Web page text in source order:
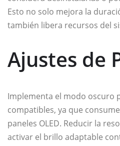
Esto no solo mejora la
también libera recursos del
Ajustes de
Implementa el modo oscuro
compatibles, ya que
paneles OLED. Reducir la
activar el brillo adaptable